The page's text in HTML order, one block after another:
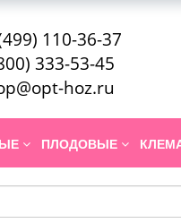
110-36-37
333-53-45
hoz.ru
ПЛОДОВЫЕ